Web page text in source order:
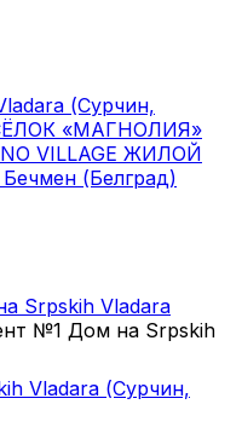
(Сурчин,
«МАГНОЛИЯ»
VILLAGE ЖИЛОЙ
(Белград)
Srpskih Vladara
№1 Дом на Srpskih
Vladara (Сурчин,